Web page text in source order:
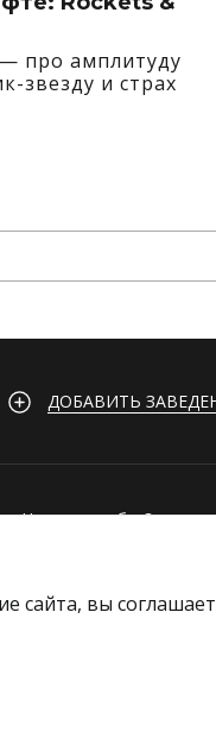
про амплитуду
звезду и страх
ДОБАВИТЬ
Нашли ошибку?
Вакансии
сайта, вы